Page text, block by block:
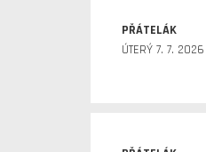
PŘÁTELÁK
ÚTERÝ 7. 7.